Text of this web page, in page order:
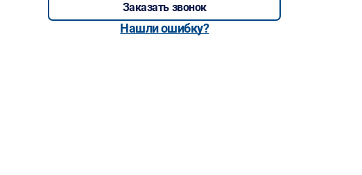
Заказать звонок
Нашли ошибку?